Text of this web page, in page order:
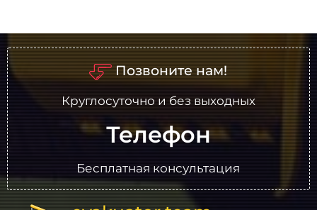
Позвоните нам!
Круглосуточно и без выходных
Телефон
Бесплатная консультация